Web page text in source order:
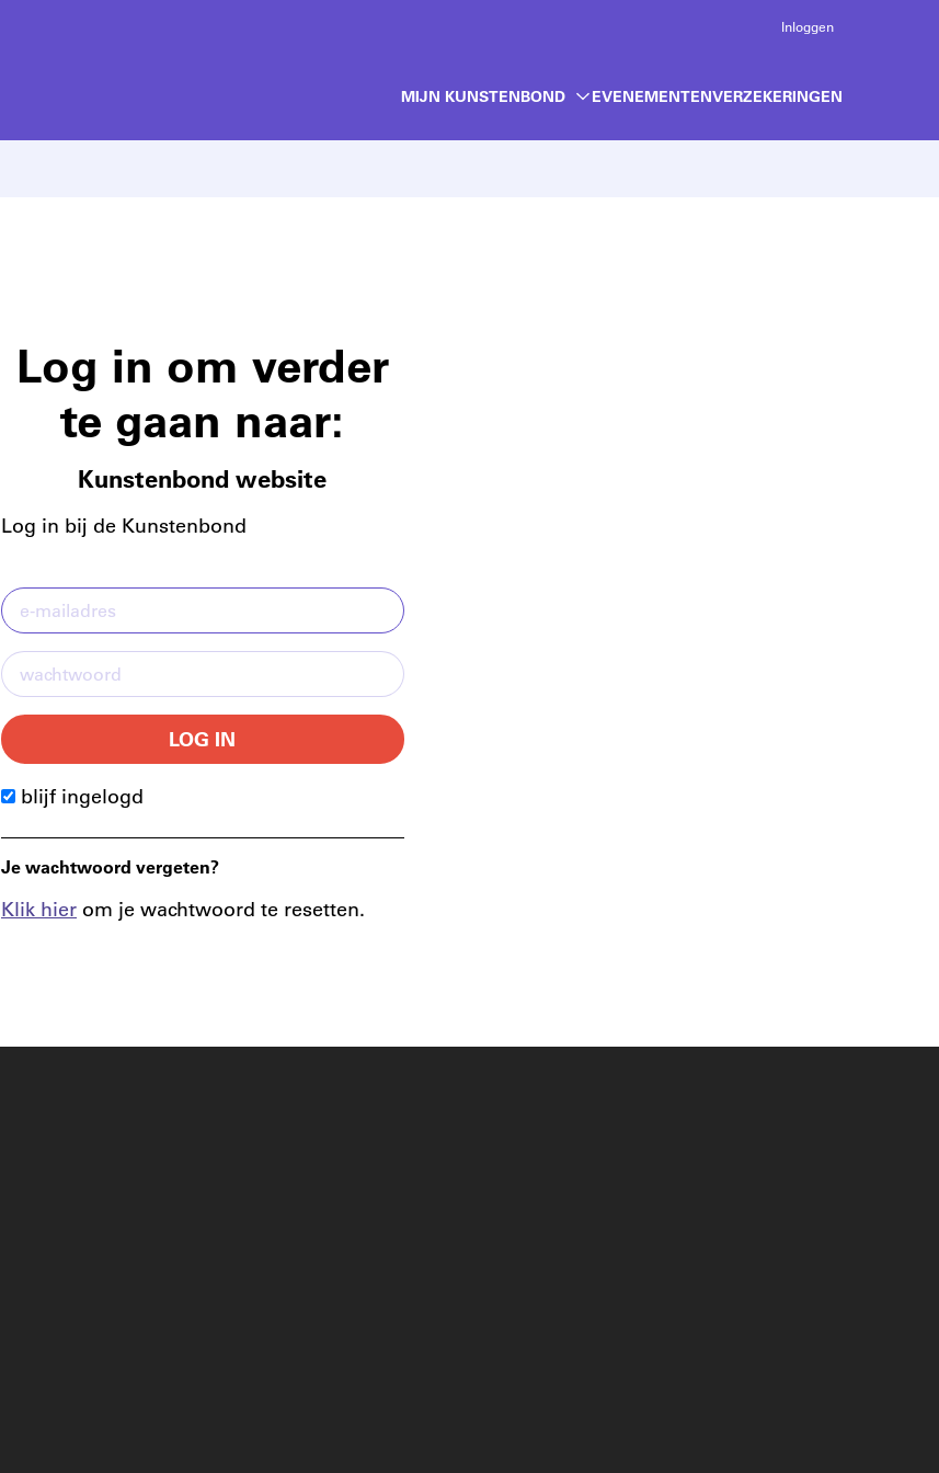
Inloggen
MIJN KUNSTENBOND EVENEMENTENVERZEKERINGEN
Log in om verder
te gaan naar:
Kunstenbond website
Log in bij de Kunstenbond
LOG IN
blijf ingelogd
Je wachtwoord vergeten?
Klik hier om je wachtwoord te resetten.